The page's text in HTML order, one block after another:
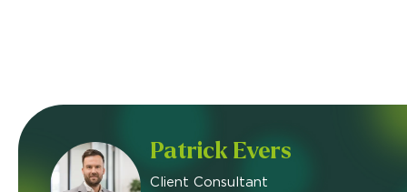
Patrick Evers
Client Consultant